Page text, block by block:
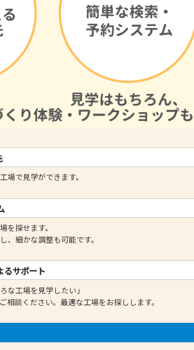
場で見学ができます。
を探せます。
、細かな調整も可能です。
サポート
な工場を見学したい」
談ください。最適な工場をお探しします。